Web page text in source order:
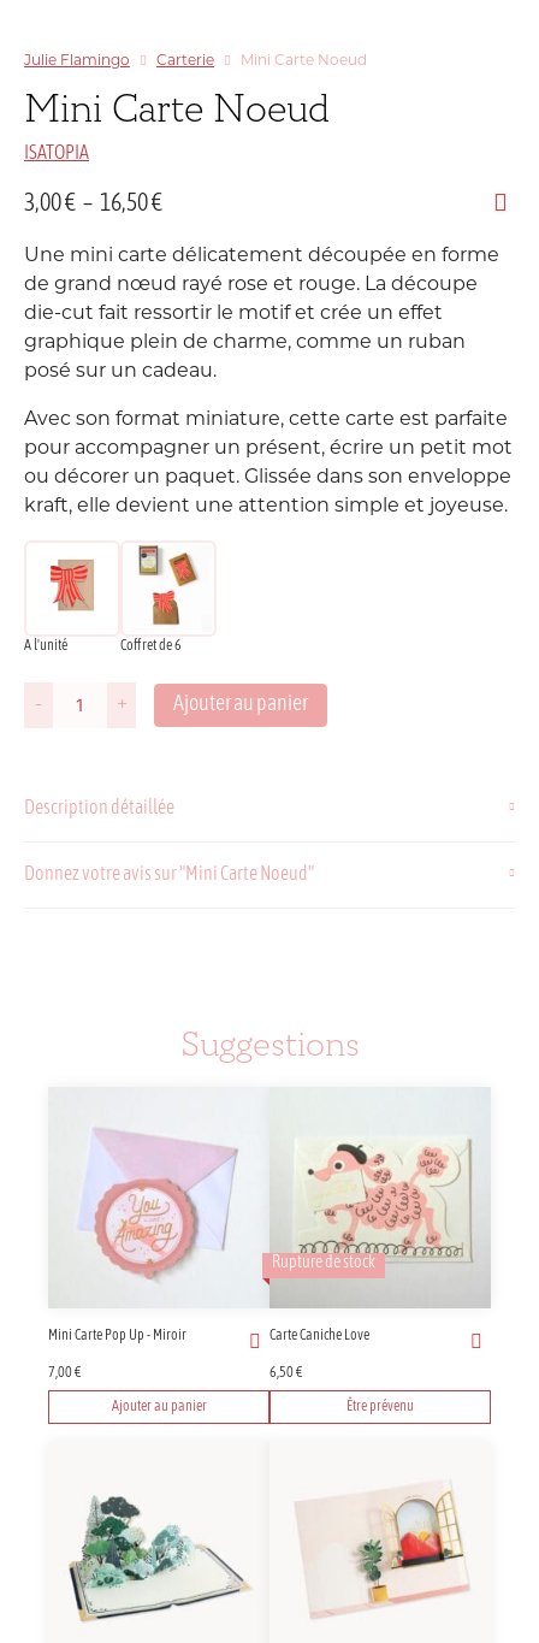
Julie Flamingo Carterie Mini Carte Noeud
Mini Carte Noeud
ISATOPIA
3,00€ – 16,50€Plage
prix :
3,00 €
à
16,50 €
Une mini carte délicatement découpée en forme
de grand nœud rayé rose et rouge. La découpe
die-cut fait ressortir le motif et crée un effet
graphique plein de charme, comme un ruban
posé sur un cadeau.
Avec son format miniature, cette carte est parfaite
pour accompagner un présent, écrire un petit mot
ou décorer un paquet. Glissée dans son enveloppe
kraft, elle devient une attention simple et joyeuse.
A l'unité Coffret de 6
-
quantité
Noeud
+ Ajouter au panier
Description détaillée
Donnez votre avis sur "Mini Carte Noeud"
Suggestions
Mini Carte Pop Up - Miroir
7,00€
Ajouter au panier
Rupture de stock
Carte Caniche Love
6,50€
Être prévenu